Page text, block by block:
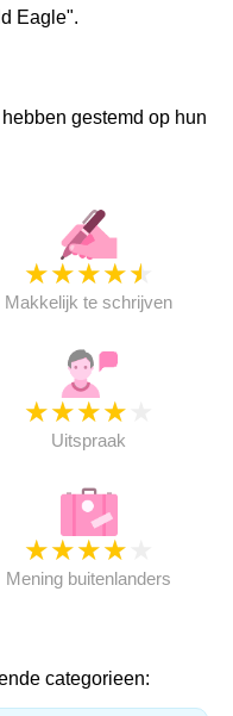
Eagle".
gestemd op hun
★★★★★
Makkelijk te schrijven
★★★★
Uitspraak
★★★★
Mening buitenlanders
categorieen: